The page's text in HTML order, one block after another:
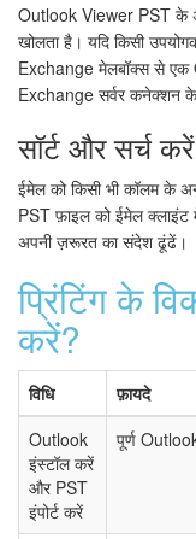
Outlook Viewer PST के
खोलता है। यदि किसी
Exchange मेलबॉक्स से एक
Exchange सर्वर कनेक्शन
सॉर्ट और सर्च करें
ईमेल को किसी भी कॉलम के
PST फ़ाइल को ईमेल क्लाइंट
अपनी ज़रूरत का संदेश ढूंढें।
प्रिंटिंग के
करें?
विधि फ़ायदे
Outlook
इंस्टॉल करें
और PST
इंपोर्ट करें
पूर्ण